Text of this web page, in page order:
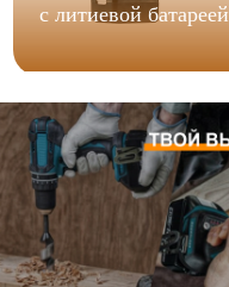
с литиевой батареей